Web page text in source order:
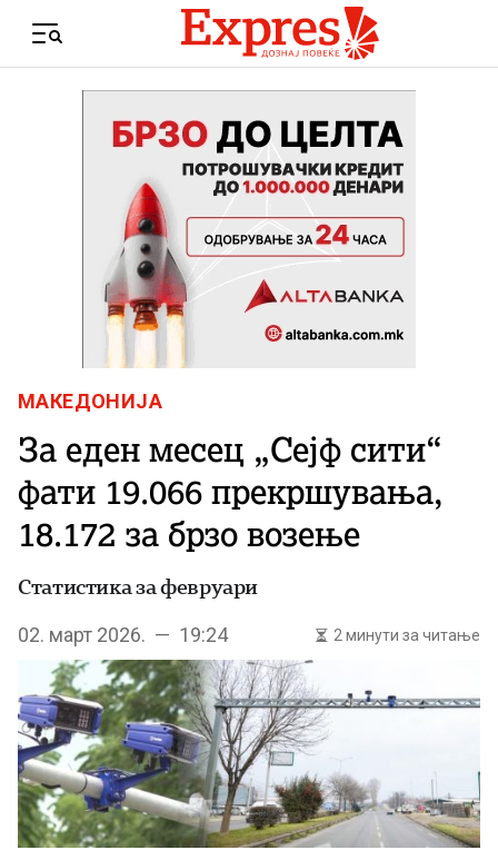
Menu
МАКЕДОНИЈА
За еден месец „Сејф сити“
фати 19.066 прекршувања,
18.172 за брзо возење
Статистика за февруари
02. март 2026. — 19:24 2 минути за читање